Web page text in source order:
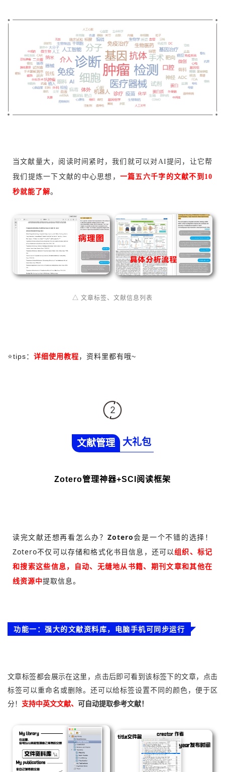
当文献量大，阅读时间紧时，我们就可以对AI提问，让它帮
我们提炼一下文献的中心思想， 一篇五六千字的文献不到10
秒就能了解。
△ 文章标签、文献信息列表
⭐tips： 详细使用教程，资料里都有哦~
2
文献管理 大礼包
Zotero管理神器+SCI阅读框架
读完文献还想再看怎么办？ Zotero会是一个不错的选择！
Zotero不仅可以存储和格式化书目信息，还可以组织、标记
和搜索这些信息，自动、无缝地从书籍、期刊文章和其他在
线资源中提取信息。
功能一：强大的文献资料库，电脑手机可同步运行
文章标签都会展示在这里，点击后即可看到该标签下的文章，点击
标签可以重命名或删除。还可以给标签设置不同的颜色，便于区
分！
支持中英文文献、 可自动提取参考文献！